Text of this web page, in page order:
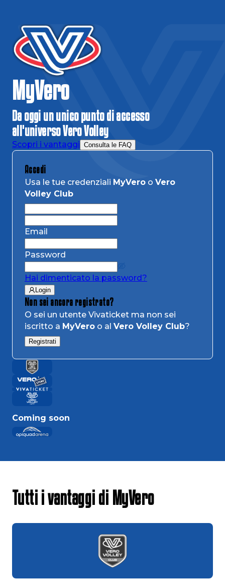
MyVero
Da oggi un unico punto di accesso
all'universo Vero Volley
Scopri i vantaggi Consulta le FAQ
Accedi
Usa le tue credenziali MyVero o Vero
Volley Club
Email
Password
Hai dimenticato la password?
Login
Non sei ancora registrato?
O sei un utente Vivaticket ma non sei
iscritto a MyVero o al Vero Volley Club?
Registrati
Coming soon
Tutti i vantaggi di MyVero